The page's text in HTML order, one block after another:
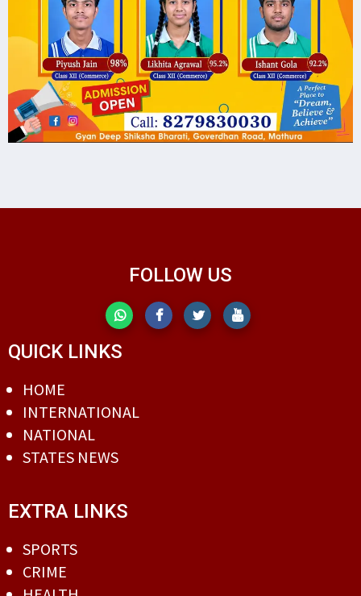
FOLLOW US
QUICK LINKS
HOME
INTERNATIONAL
NATIONAL
STATES NEWS
EXTRA LINKS
SPORTS
CRIME